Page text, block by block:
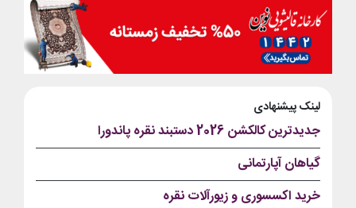
لینک پیشنهادی
جدیدترین کالکشن 2026 دستبند نقره پاندورا
گیاهان آپارتمانی
خرید اکسسوری و زیورآلات نقره